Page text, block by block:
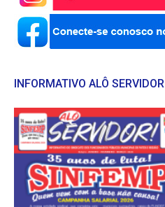
INFORMATIVO ALÔ SERVIDOR